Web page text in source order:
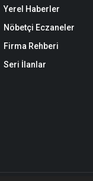
Yerel Haberler
Nöbetçi Eczaneler
Firma Rehberi
Seri İlanlar